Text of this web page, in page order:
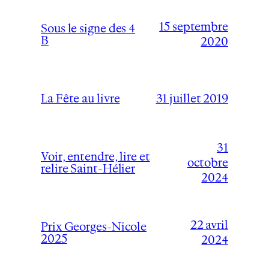
Sous le signe des 4
B
15 septembre
2020
La Fête au livre 31 juillet 2019
Voir, entendre, lire et
relire Saint-Hélier
31
octobre
2024
Prix Georges-Nicole
2025
22 avril
2024